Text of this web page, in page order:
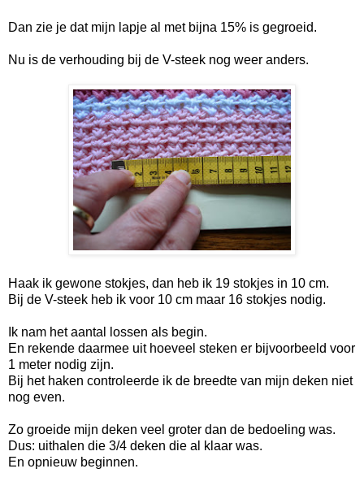
Dan zie je dat mijn lapje al met bijna 15% is gegroeid.
Nu is de verhouding bij de V-steek nog weer anders.
Haak ik gewone stokjes, dan heb ik 19 stokjes in 10 cm.
Bij de V-steek heb ik voor 10 cm maar 16 stokjes nodig.
Ik nam het aantal lossen als begin.
En rekende daarmee uit hoeveel steken er bijvoorbeeld voor
1 meter nodig zijn.
Bij het haken controleerde ik de breedte van mijn deken niet
nog even.
Zo groeide mijn deken veel groter dan de bedoeling was.
Dus: uithalen die 3/4 deken die al klaar was.
En opnieuw beginnen.